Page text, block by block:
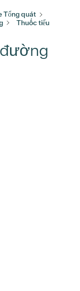
Tổng quát
Thuốc tiểu